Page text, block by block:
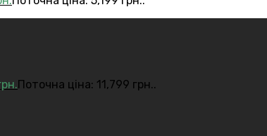
Поточна ціна: 11,799 грн..